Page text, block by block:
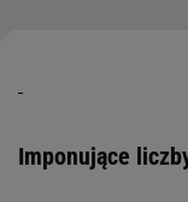
Imponujące